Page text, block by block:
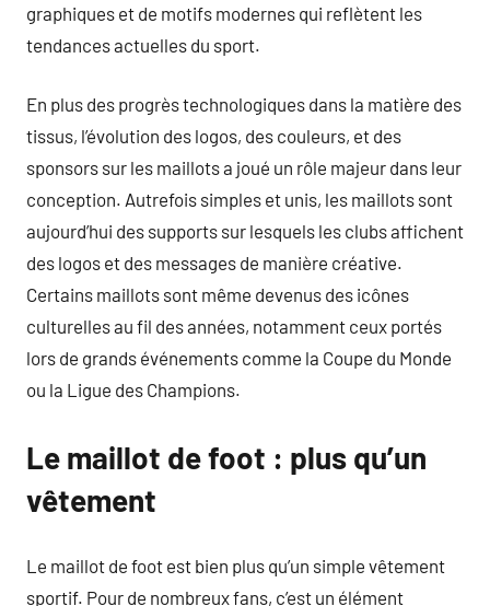
graphiques et de motifs modernes qui reflètent les
tendances actuelles du sport.
En plus des progrès technologiques dans la matière des
tissus, l’évolution des logos, des couleurs, et des
sponsors sur les maillots a joué un rôle majeur dans leur
conception. Autrefois simples et unis, les maillots sont
aujourd’hui des supports sur lesquels les clubs affichent
des logos et des messages de manière créative.
Certains maillots sont même devenus des icônes
culturelles au fil des années, notamment ceux portés
lors de grands événements comme la Coupe du Monde
ou la Ligue des Champions.
Le maillot de foot : plus qu’un
vêtement
Le maillot de foot est bien plus qu’un simple vêtement
sportif. Pour de nombreux fans, c’est un élément